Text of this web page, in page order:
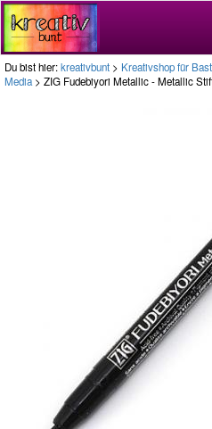
Du bist hier:kreativbunt > Kreativshop für
Media > ZIG Fudebiyori Metallic - Metallic